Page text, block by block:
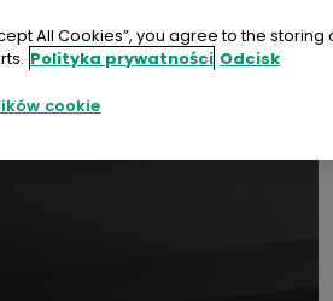
Kontakt
All Cookies”, you agree to the
Polityka prywatności Odcisk
cookie